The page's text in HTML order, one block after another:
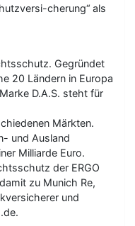
cherung“ als
Gegründet
20 Ländern in Europa
D.A.S. steht für
Märkten.
und Ausland
Milliarde Euro.
der ERGO
zu Munich Re,
und